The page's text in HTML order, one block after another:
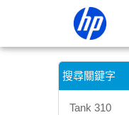
【Tank 310】搜尋結果 |
搜尋關鍵字
Tank 310